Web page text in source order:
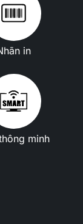
in
minh